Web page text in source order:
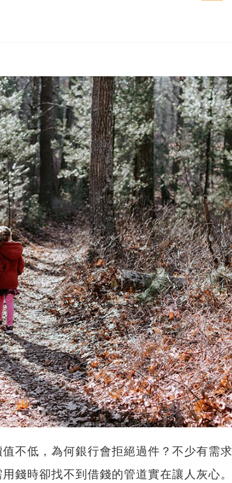
值不低，為何銀行會拒絕過件？不少有需
錢時卻找不到借錢的管道實在讓人灰心